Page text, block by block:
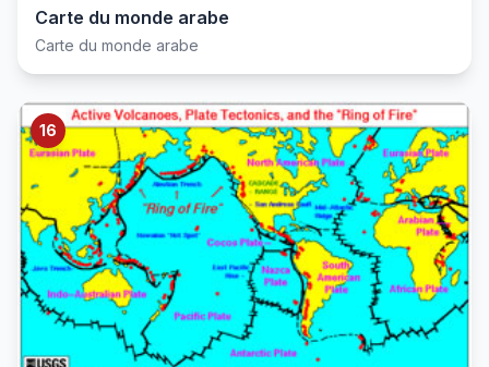
Carte du monde arabe
Carte du monde arabe
16